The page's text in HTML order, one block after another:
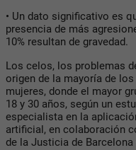
• Un dato significativo es
presencia de más
10% resultan de gravedad.
Los celos, los problemas
origen de la mayoría de
mujeres, donde el mayor
18 y 30 años, según un
especialista en la
artificial, en colaboración
de la Justicia de Barcelona